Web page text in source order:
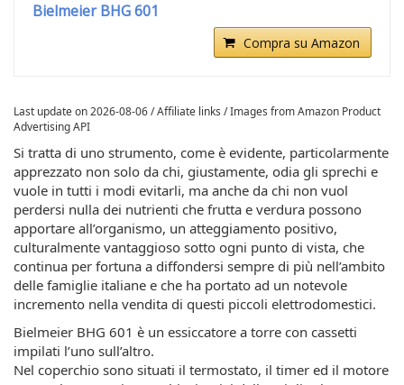
Bielmeier BHG 601
Compra su Amazon
Last update on 2026-08-06 / Affiliate links / Images from Amazon Product
Advertising API
Si tratta di uno strumento, come è evidente, particolarmente
apprezzato non solo da chi, giustamente, odia gli sprechi e
vuole in tutti i modi evitarli, ma anche da chi non vuol
perdersi nulla dei nutrienti che frutta e verdura possono
apportare all’organismo, un atteggiamento positivo,
culturalmente vantaggioso sotto ogni punto di vista, che
continua per fortuna a diffondersi sempre di più nell’ambito
delle famiglie italiane e che ha portato ad un notevole
incremento nella vendita di questi piccoli elettrodomestici.
Bielmeier BHG 601 è un essiccatore a torre con cassetti
impilati l’uno sull’altro.
Nel coperchio sono situati il termostato, il timer ed il motore